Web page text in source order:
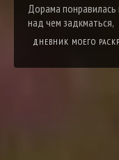
Дорама понравилась
над чем задкматься,
ДНЕВНИК МОЕГО